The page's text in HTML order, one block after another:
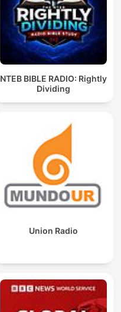
NTEB BIBLE RADIO: Rightly
Dividing
Union Radio